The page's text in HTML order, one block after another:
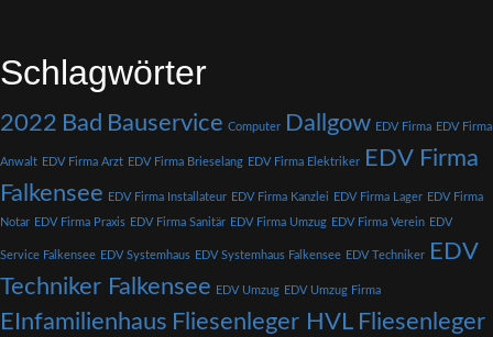
Schlagwörter
2022 Bad Bauservice Computer Dallgow EDV Firma EDV Firma
Anwalt EDV Firma Arzt EDV Firma Brieselang EDV Firma Elektriker EDV Firma
Falkensee
EDV Firma Installateur EDV Firma Kanzlei EDV Firma Lager EDV Firma
Notar EDV Firma Praxis EDV Firma Sanitär EDV Firma Umzug EDV Firma Verein EDV
Service Falkensee EDV Systemhaus EDV Systemhaus Falkensee EDV Techniker EDV
Techniker Falkensee
EDV Umzug EDV Umzug Firma
EInfamilienhaus Fliesenleger HVL Fliesenleger